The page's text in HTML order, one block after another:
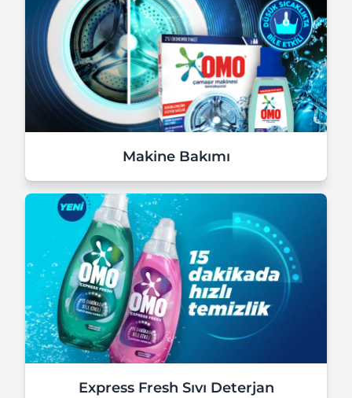
Makine Bakımı
Express Fresh Sıvı Deterjan